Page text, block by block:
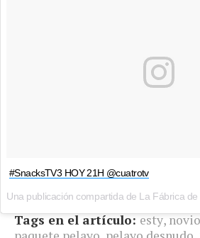
#SnacksTV3 HOY 21H @cuatrotv
Tags en el artículo: esty,